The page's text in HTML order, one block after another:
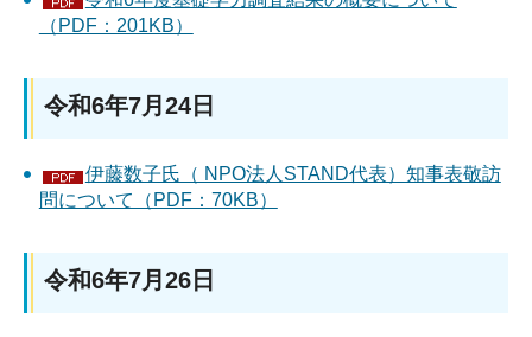
（PDF：201KB）
令和6年7月24日
伊藤数子氏（ NPO法人STAND代表）知事表敬訪
問について（PDF：70KB）
令和6年7月26日